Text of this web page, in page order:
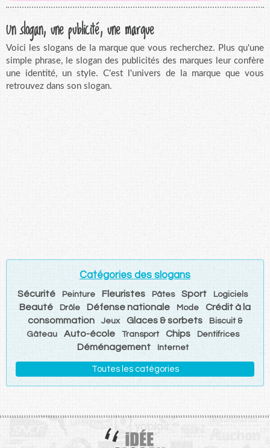
Un slogan, une publicité, une marque
Voici les slogans de la marque que vous recherchez. Plus qu'une
simple phrase, le slogan des publicités des marques leur confère
une identité, un style. C'est l'univers de la marque que vous
retrouvez dans son slogan.
Catégories des slogans
Sécurité Peinture Fleuristes Pâtes Sport Logiciels
Beauté Drôle Défense nationale Mode
Crédit à la
consommation
Jeux Glaces & sorbets
Biscuit &
Gâteau
Auto-école Transport Chips Dentifrices
Déménagement Internet
Toutes les catégories